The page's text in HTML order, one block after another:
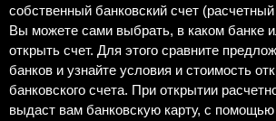
собственный банковский счет
Вы можете сами выбрать, в каком банке
открыть счет. Для этого сравните
банков и узнайте условия и стоимость
банковского счета. При открытии
выдаст вам банковскую карту, с